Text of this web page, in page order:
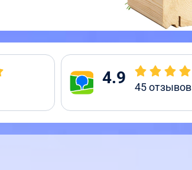
4.9 45отзывов